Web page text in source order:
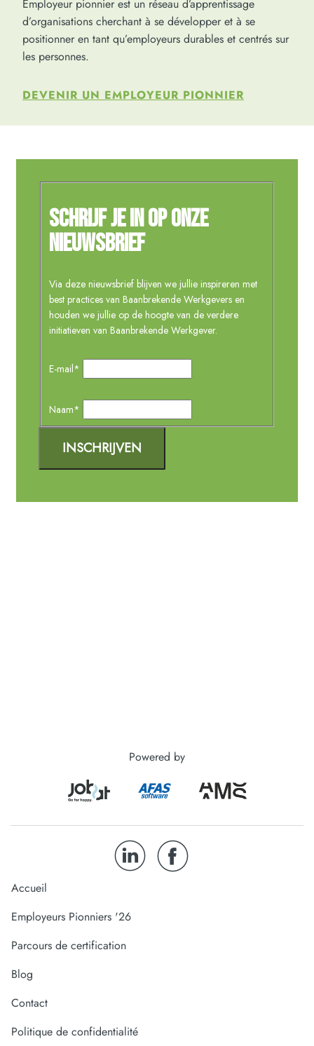
Employeur pionnier est un réseau d’apprentissage
d’organisations cherchant à se développer et à se
positionner en tant qu’employeurs durables et centrés sur
les personnes.
DEVENIR UN EMPLOYEUR PIONNIER
Powered by
Accueil
Employeurs Pionniers '26
Parcours de certification
Blog
Contact
Politique de confidentialité